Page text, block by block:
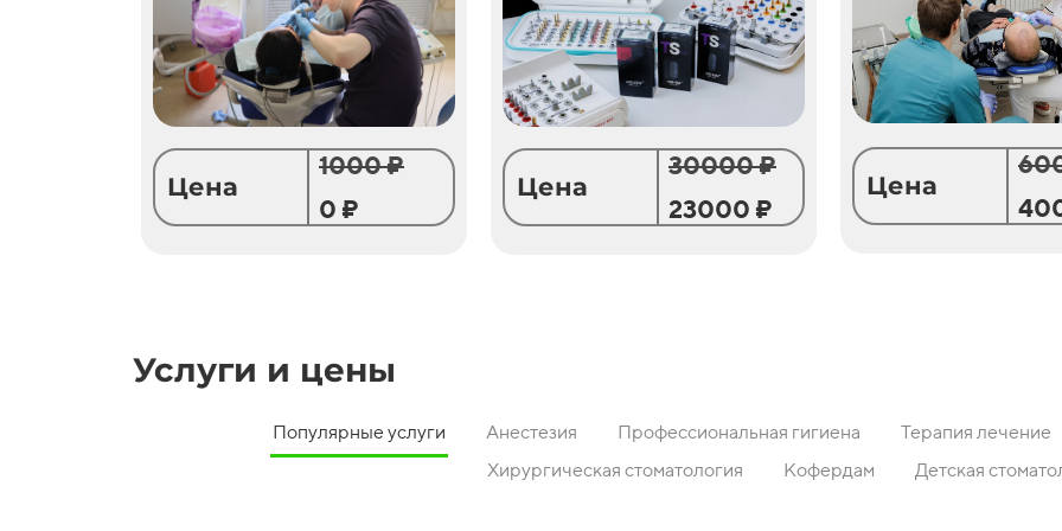
Цена
1000 ₽
0 ₽
Цена
30000 ₽
23000 ₽
Цена
Услуги и цены
Популярные услуги Анестезия Профессиональная гигиена Терапия лечение
Хирургическая стоматология
Кофердам Детская